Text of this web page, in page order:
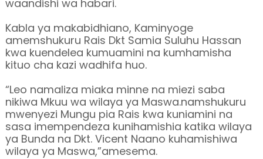
waandishi wa habari.
Kabla ya makabidhiano, Kaminyoge
amemshukuru Rais Dkt Samia Suluhu Hassan
kwa kuendelea kumuamini na kumhamisha
kituo cha kazi wadhifa huo.
“Leo namaliza miaka minne na miezi saba
nikiwa Mkuu wa wilaya ya Maswa.namshukuru
mwenyezi Mungu pia Rais kwa kuniamini na
sasa imempendeza kunihamishia katika wilaya
ya Bunda na Dkt. Vicent Naano kuhamishiwa
wilaya ya Maswa,”amesema.